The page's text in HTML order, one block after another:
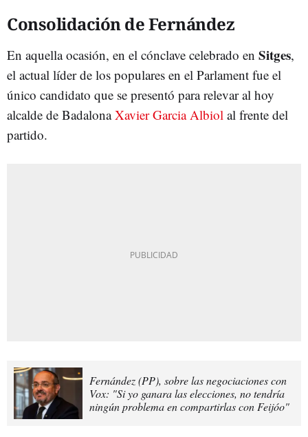
Consolidación de Fernández
En aquella ocasión, en el cónclave celebrado en Sitges,
el actual líder de los populares en el Parlament fue el
único candidato que se presentó para relevar al hoy
alcalde de BadalonaXavier Garcia Albiol al frente del
partido.
Fernández (PP), sobre las negociaciones con
Vox: "Si yo ganara las elecciones, no tendría
ningún problema en compartirlas con Feijóo"